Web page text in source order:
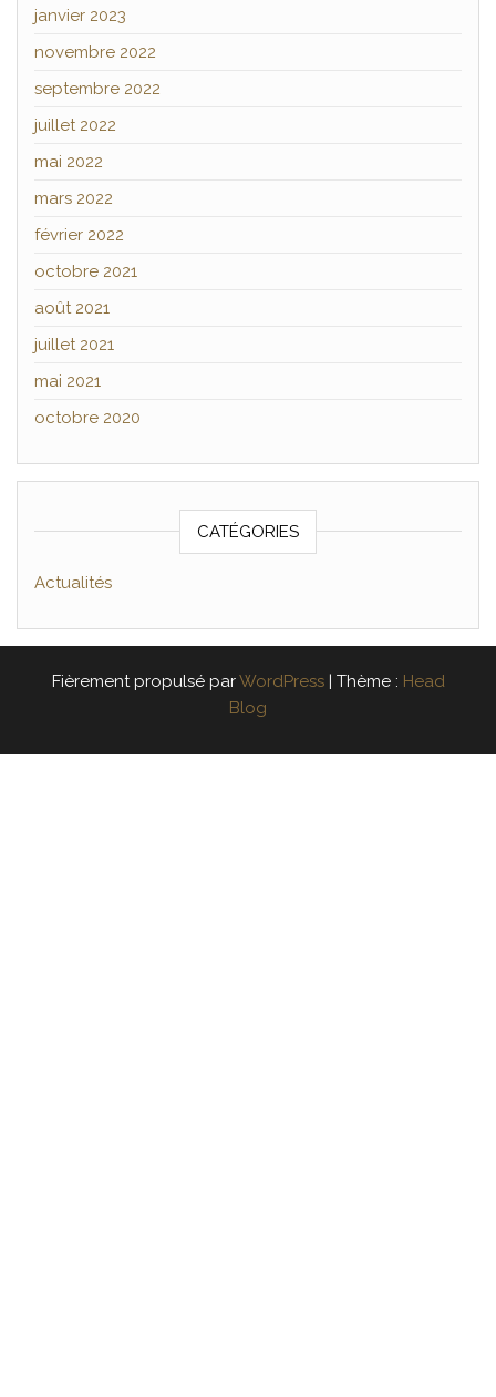
janvier 2023
novembre 2022
septembre 2022
juillet 2022
mai 2022
mars 2022
février 2022
octobre 2021
août 2021
juillet 2021
mai 2021
octobre 2020
CATÉGORIES
Actualités
Fièrement propulsé parWordPress Thème : Head
Blog